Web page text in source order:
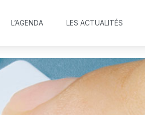
L’AGENDA LES ACTUALITÉS